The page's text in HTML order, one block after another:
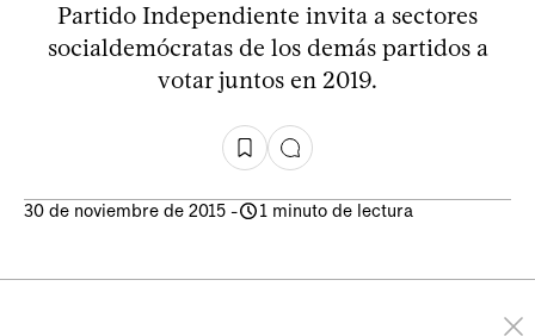
Partido Independiente invita a sectores
socialdemócratas de los demás partidos a
votar juntos en 2019.
30 de noviembre de 2015 - 1 minuto de lectura